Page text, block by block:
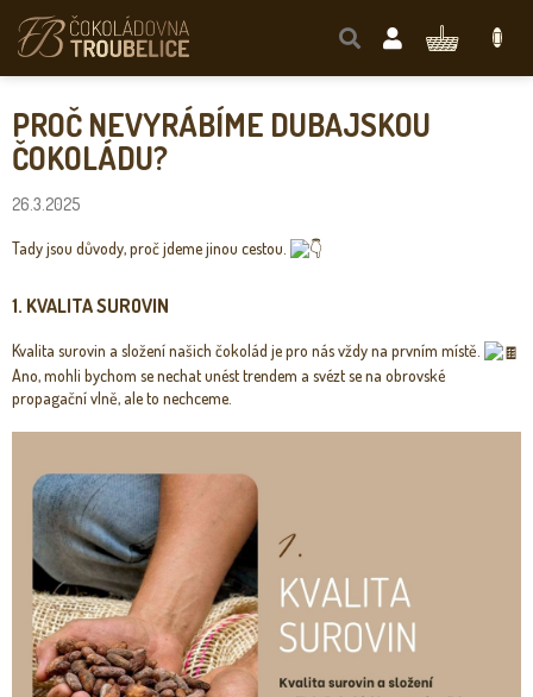
obsah
NÁKUPNÍ
PROČ NEVYRÁBÍME DUBAJSKOU
ČOKOLÁDU?
26.3.2025
Tady jsou důvody, proč jdeme jinou cestou.
1. KVALITA SUROVIN
Kvalita surovin a složení našich čokolád je pro nás vždy na prvním místě.
Ano, mohli bychom se nechat unést trendem a svézt se na obrovské
propagační vlně, ale to nechceme.